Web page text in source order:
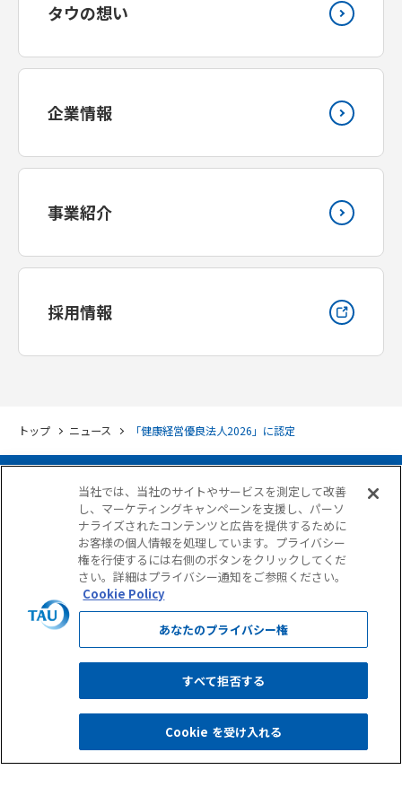
タウの想い
企業情報
事業紹介
採用情報
トップ ニュース 「健康経営優良法人2026」に認定
サイト使用条件個人情報保護について
GDPRに準拠した個人情報保護方針反社会勢力に対する基本方針
情報セキュリティ基本方針古物営業法に基づく表示
当社では、当社のサイトやサービスを測定して改善
し、マーケティングキャンペーンを支援し、パーソ
ナライズされたコンテンツと広告を提供するために
お客様の個人情報を処理しています。プライバシー
権を行使するには右側のボタンをクリックしてくだ
さい。詳細はプライバシー通知をご参照ください。
Cookie Policy
あなたのプライバシー権
すべて拒否する
Cookie を受け入れる